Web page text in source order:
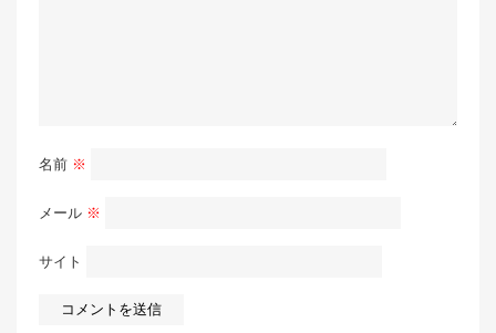
名前 ※
メール ※
サイト